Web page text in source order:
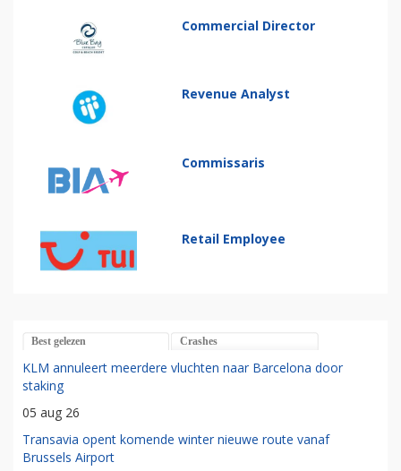
Commercial Director
Revenue Analyst
Commissaris
Retail Employee
Best gelezen Crashes
KLM annuleert meerdere vluchten naar Barcelona door
staking
05 aug 26
Transavia opent komende winter nieuwe route vanaf
Brussels Airport